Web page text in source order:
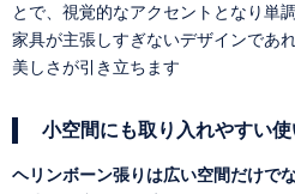
とで、視覚的なアクセントとなり単
家具が主張しすぎないデザインであ
美しさが引き立ちます
小空間にも取り入れやすい
ヘリンボーン張りは広い空間だけで